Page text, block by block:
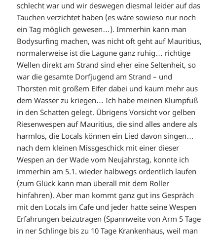
schlecht war und wir deswegen diesmal leider auf das
Tauchen verzichtet haben (es wäre sowieso nur noch
ein Tag möglich gewesen…). Immerhin kann man
Bodysurfing machen, was nicht oft geht auf Mauritius,
normalerweise ist die Lagune ganz ruhig… richtige
Wellen direkt am Strand sind eher eine Seltenheit, so
war die gesamte Dorfjugend am Strand – und
Thorsten mit großem Eifer dabei und kaum mehr aus
dem Wasser zu kriegen… Ich habe meinen Klumpfuß
in den Schatten gelegt. Übrigens Vorsicht vor gelben
Riesenwespen auf Mauritius, die sind alles andere als
harmlos, die Locals können ein Lied davon singen…
nach dem kleinen Missgeschick mit einer dieser
Wespen an der Wade vom Neujahrstag, konnte ich
immerhin am 5.1. wieder halbwegs ordentlich laufen
(zum Glück kann man überall mit dem Roller
hinfahren). Aber man kommt ganz gut ins Gespräch
mit den Locals im Cafe und jeder hatte seine Wespen
Erfahrungen beizutragen (Spannweite von Arm 5 Tage
in ner Schlinge bis zu 10 Tage Krankenhaus, weil man